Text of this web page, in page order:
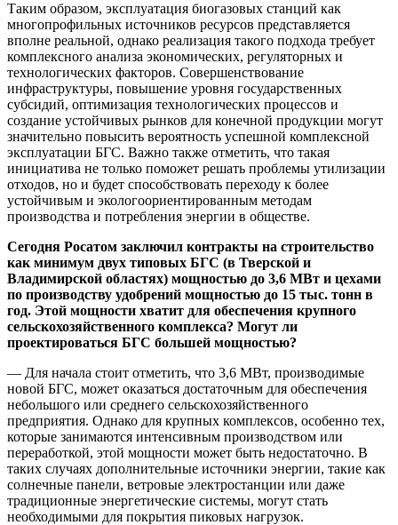
Таким образом, эксплуатация биогазовых станций как
многопрофильных источников ресурсов представляется
вполне реальной, однако реализация такого подхода требует
комплексного анализа экономических, регуляторных и
технологических факторов. Совершенствование
инфраструктуры, повышение уровня государственных
субсидий, оптимизация технологических процессов и
создание устойчивых рынков для конечной продукции могут
значительно повысить вероятность успешной комплексной
эксплуатации БГС. Важно также отметить, что такая
инициатива не только поможет решать проблемы утилизации
отходов, но и будет способствовать переходу к более
устойчивым и экологоориентированным методам
производства и потребления энергии в обществе.
Сегодня Росатом заключил контракты на строительство
как минимум двух типовых БГС (в Тверской и
Владимирской областях) мощностью до 3,6 МВт и цехами
по производству удобрений мощностью до 15 тыс. тонн в
год. Этой мощности хватит для обеспечения крупного
сельскохозяйственного комплекса? Могут ли
проектироваться БГС большей мощностью?
— Для начала стоит отметить, что 3,6 МВт, производимые
новой БГС, может оказаться достаточным для обеспечения
небольшого или среднего сельскохозяйственного
предприятия. Однако для крупных комплексов, особенно тех,
которые занимаются интенсивным производством или
переработкой, этой мощности может быть недостаточно. В
таких случаях дополнительные источники энергии, такие как
солнечные панели, ветровые электростанции или даже
традиционные энергетические системы, могут стать
необходимыми для покрытия пиковых нагрузок.